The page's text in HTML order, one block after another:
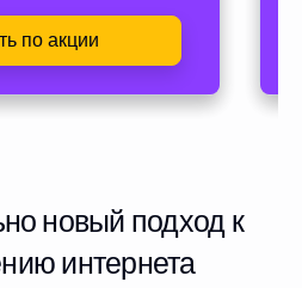
по акции
новый подход к
интернета